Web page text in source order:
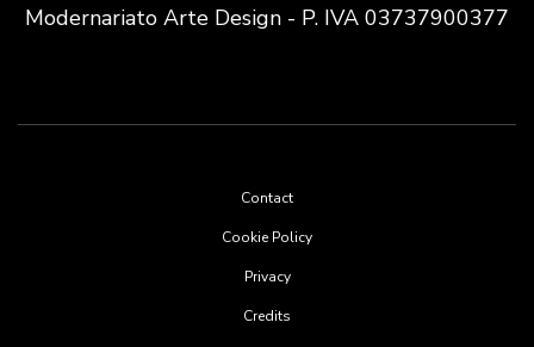
Modernariato Arte Design - P. IVA 03737900377
Contact
Cookie Policy
Privacy
Credits